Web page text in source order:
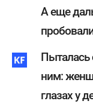
А еще
Пыталась
ним:
глазах у